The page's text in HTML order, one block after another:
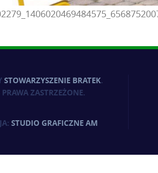
STOWARZYSZENIE BRATEK.
ZASTRZEŻONE.
STUDIO GRAFICZNE AM